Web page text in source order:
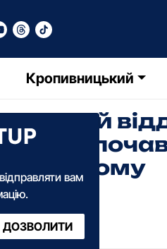
Кропивницький
вам
ДОЗВОЛИТИ
·2024